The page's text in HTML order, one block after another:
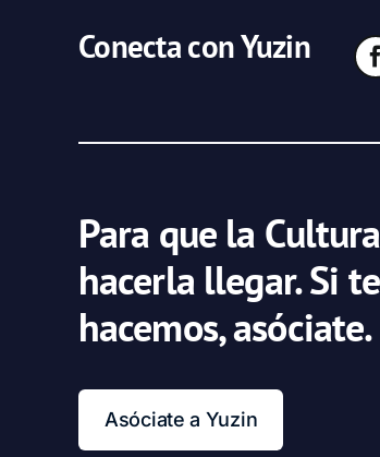
Conecta con Yuzin
Para que la
hacerla llegar. Si
hacemos, asóciate.
Asóciate a Yuzin